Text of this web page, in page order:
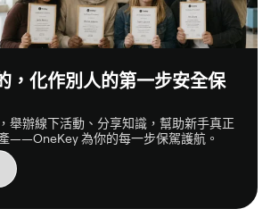
，化作別人的第一步安全保
舉辦線下活動、分享知識，幫助新手真正
——OneKey 為你的每一步保駕護航。